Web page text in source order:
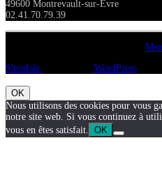
49600 Montrevault-sur-Èvre
02.41.70.79.39
ShopIsle
WordPress
OK
Nous utilisons des cookies pour vous
notre site web. Si vous continuez à
vous en êtes satisfait.
OK